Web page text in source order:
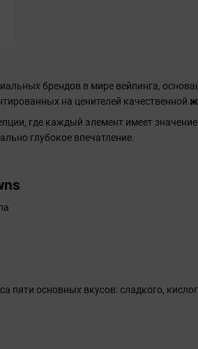
брендов в мире вейпинга,
на ценителей качественной
где каждый элемент имеет
глубокое впечатление.
пяти основных вкусов: сладкого,